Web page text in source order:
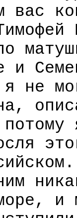
вас
и
не
и